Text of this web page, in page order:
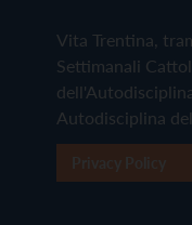
Vita Trentina,
Settimanali
Autodisciplina